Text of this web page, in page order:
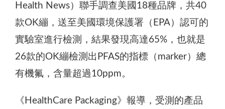
Health News）聯手調查美國18種品牌，共40
款OK繃，送至美國環境保護署（EPA）認可的
實驗室進行檢測，結果發現高達65%，也就是
26款的OK繃檢測出PFAS的指標（marker）總
有機氟，含量超過10ppm。
《HealthCare Packaging》報導，受測的產品